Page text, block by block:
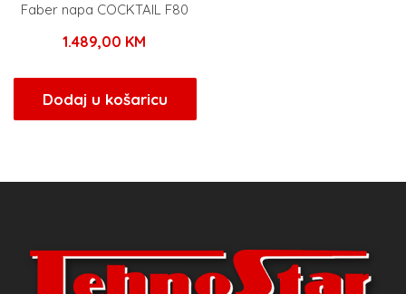
Faber napa COCKTAIL F80
1.489,00 KM
Dodaj u košaricu